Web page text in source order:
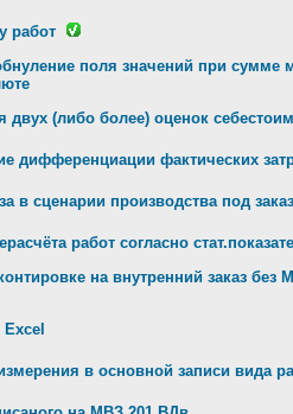
работ
поля значений при сумме
двух (либо более) оценок
дифференциации фактических
в сценарии производства под
работ согласно
на внутренний заказ без
в основной записи вида